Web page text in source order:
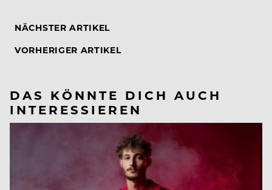
NÄCHSTER ARTIKEL
VORHERIGER ARTIKEL
DAS KÖNNTE DICH AUCH
INTERESSIEREN